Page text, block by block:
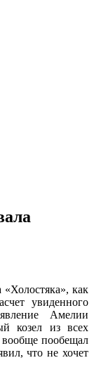
«Холостяка», как
увиденного
Амелии
козел из всех
вообще пообещал
что не хочет